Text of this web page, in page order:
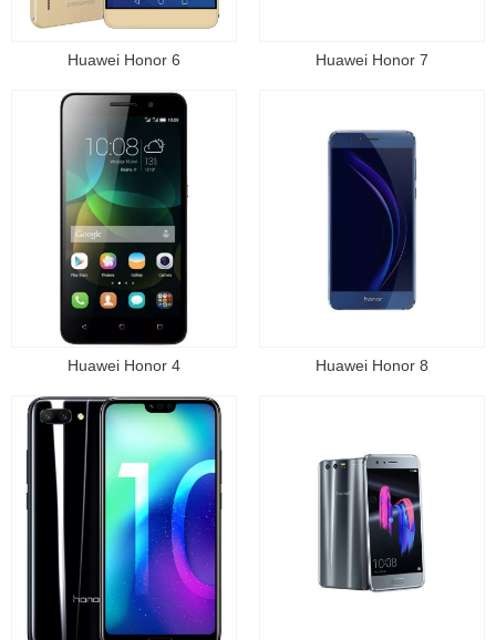
Huawei Honor 6 Huawei Honor 7
Huawei Honor 4 Huawei Honor 8